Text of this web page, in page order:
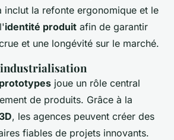
inclut la refonte ergonomique et le
identité produit afin de garantir
et une longévité sur le marché.
prototypes joue un rôle central
de produits. Grâce à la
, les agences peuvent créer des
fiables de projets innovants.